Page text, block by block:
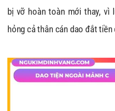
bị vỡ hoàn toàn mới thay, vì
hỏng cả thân cán dao đắt tiền